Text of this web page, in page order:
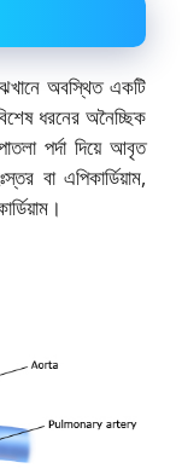
অবস্থিত একটি
ধরনের অনৈচ্ছিক
পর্দা দিয়ে আবৃত
বা এপিকার্ডিয়াম,